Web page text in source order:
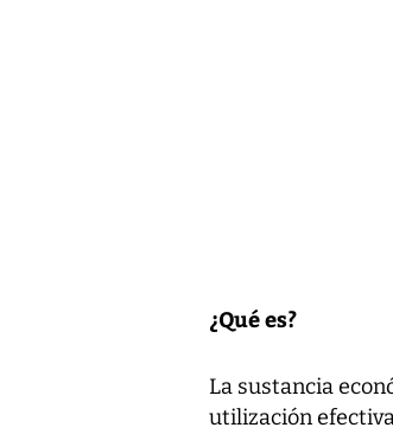
¿Qué es?
La sustancia
utilización